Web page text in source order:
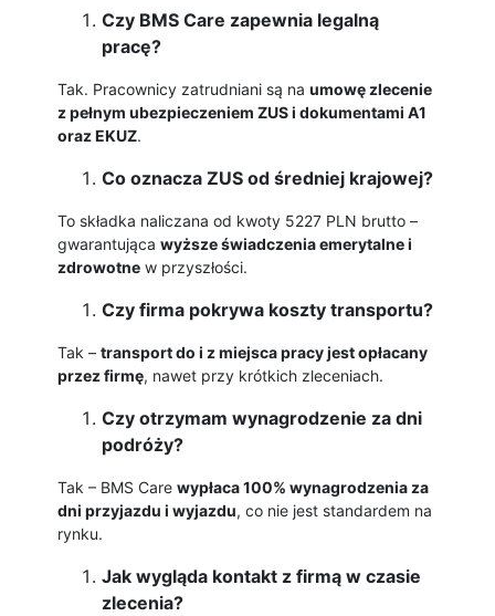
Czy BMS Care zapewnia legalną
pracę?
Tak. Pracownicy zatrudniani są na umowę zlecenie
z pełnym ubezpieczeniem ZUS i dokumentami A1
oraz EKUZ.
Co oznacza ZUS od średniej krajowej?
To składka naliczana od kwoty 5227 PLN brutto –
gwarantująca wyższe świadczenia emerytalne i
zdrowotne w przyszłości.
Czy firma pokrywa koszty transportu?
Tak – transport do i z miejsca pracy jest opłacany
przez firmę, nawet przy krótkich zleceniach.
Czy otrzymam wynagrodzenie za dni
podróży?
Tak – BMS Care wypłaca 100% wynagrodzenia za
dni przyjazdu i wyjazdu, co nie jest standardem na
rynku.
Jak wygląda kontakt z firmą w czasie
zlecenia?